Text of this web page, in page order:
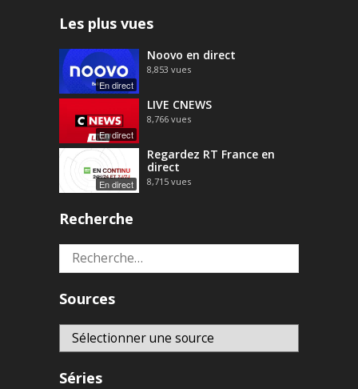
Les plus vues
En direct
Noovo en direct
8,853 vues
En direct
LIVE CNEWS
8,766 vues
En direct
Regardez RT France en
direct
8,715 vues
Recherche
Rechercher :
Sources
Séries